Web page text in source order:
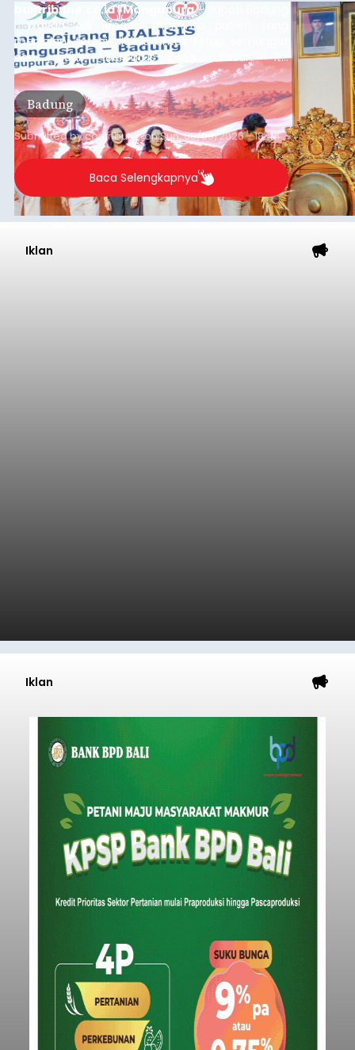
balitribune.co.id | Mangupura- Bupati Badung
I Wayan Adi Arnawa meminta pasien yang
menjalani terapi dialisis untuk tetap semangat
dan tidak berputus asa. Pesan itu
disampaikannya saat menghadiri Sarasehan
Pejuang Dialisis yang digelar RSD Mangusada di
Ruang Kertha Gosana, Puspem Badung, Minggu
(9/8/2026).
Badung
Submitted bycontributoronSun, 08/09/2026 - 18:44
Baca Selengkapnya
Iklan
Iklan